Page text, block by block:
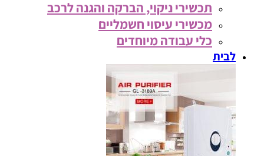
תכשירי ניקוי, הברקה והגנה לרכב
מכשירי עיסוי חשמליים
כלי עבודה מיוחדים
לבית